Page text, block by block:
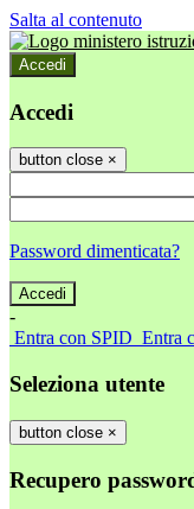
Salta al contenuto
Accedi
Accedi
button close ×
Password dimenticata?
-
Entra con SPID Entra
Seleziona utente
button close ×
Recupero